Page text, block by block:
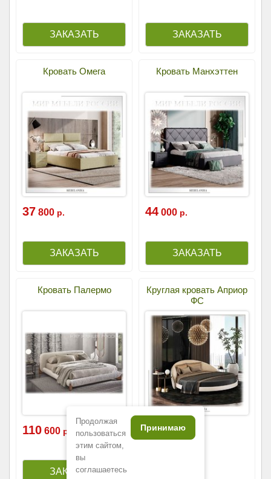
Кровать Омега
37 800 р.
Кровать Манхэттен
44 000 р.
Кровать Палермо
110 600 р.
Круглая кровать Априор
ФС
227 850р.
Продолжая
пользоваться
этим сайтом,
вы
соглашаетесь
Принимаю